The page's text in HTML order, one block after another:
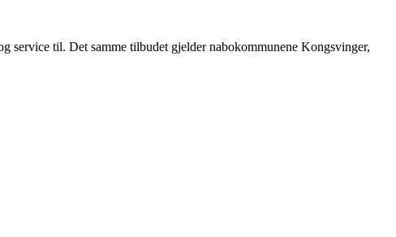
service til. Det samme tilbudet gjelder nabokommunene Kongsvinger,